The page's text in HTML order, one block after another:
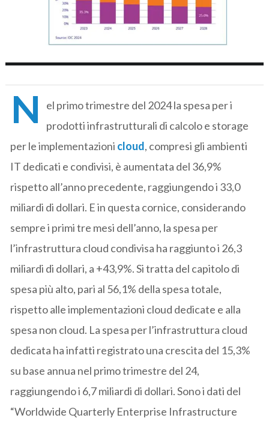
N
el primo trimestre del 2024 la spesa per i
prodotti infrastrutturali di calcolo e storage
per le implementazioni cloud, compresi gli ambienti
IT dedicati e condivisi, è aumentata del 36,9%
rispetto all’anno precedente, raggiungendo i 33,0
miliardi di dollari. E in questa cornice, considerando
sempre i primi tre mesi dell’anno, la spesa per
l’infrastruttura cloud condivisa ha raggiunto i 26,3
miliardi di dollari, a +43,9%. Si tratta del capitolo di
spesa più alto, pari al 56,1% della spesa totale,
rispetto alle implementazioni cloud dedicate e alla
spesa non cloud. La spesa per l’infrastruttura cloud
dedicata ha infatti registrato una crescita del 15,3%
su base annua nel primo trimestre del 24,
raggiungendo i 6,7 miliardi di dollari. Sono i dati del
“Worldwide Quarterly Enterprise Infrastructure